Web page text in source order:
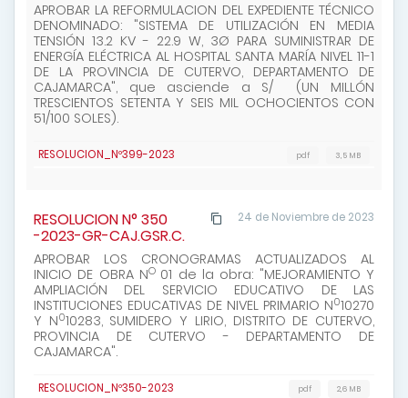
APROBAR LA REFORMULACION DEL EXPEDIENTE TÉCNICO
DENOMINADO: "SISTEMA DE UTILIZACIÓN EN MEDIA
TENSIÓN 13.2 KV - 22.9 W, 3Ø PARA SUMINISTRAR DE
ENERGÍA ELÉCTRICA AL HOSPITAL SANTA MARÍA NIVEL 11-1
DE LA PROVINCIA DE CUTERVO, DEPARTAMENTO DE
CAJAMARCA", que asciende a S/ (UN MILLÓN
TRESCIENTOS SETENTA Y SEIS MIL OCHOCIENTOS CON
51/100 SOLES).
RESOLUCION_Nº399-2023 3,5 MB
pdf
24 de Noviembre de 2023
RESOLUCION N° 350
-2023-GR-CAJ.GSR.C.
APROBAR LOS CRONOGRAMAS ACTUALIZADOS AL
INICIO DE OBRA NO 01 de la obra: "MEJORAMIENTO Y
AMPLIACIÓN DEL SERVICIO EDUCATIVO DE LAS
INSTITUCIONES EDUCATIVAS DE NIVEL PRIMARIO N010270
Y N010283, SUMIDERO Y LIRIO, DISTRITO DE CUTERVO,
PROVINCIA DE CUTERVO - DEPARTAMENTO DE
CAJAMARCA".
RESOLUCION_Nº350-2023 2,6 MB
pdf